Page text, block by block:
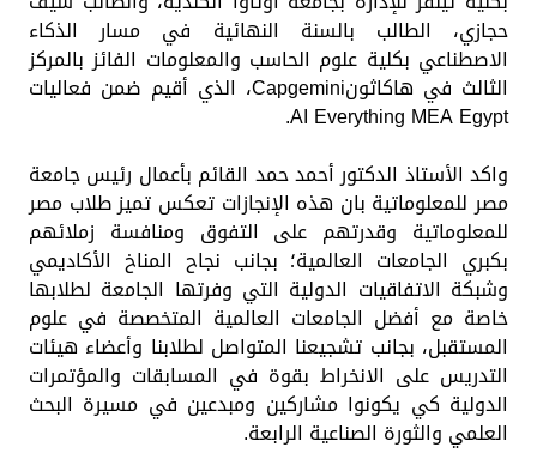
حجازي، الطالب بالسنة النهائية في مسار الذكاء
الاصطناعي بكلية علوم الحاسب والمعلومات الفائز بالمركز
الثالث في هاكاثونCapgemini، الذي أقيم ضمن فعاليات
AI Everything MEA Egypt.
واكد الأستاذ الدكتور أحمد حمد القائم بأعمال رئيس جامعة
مصر للمعلوماتية بان هذه الإنجازات تعكس تميز طلاب مصر
للمعلوماتية وقدرتهم على التفوق ومنافسة زملائهم
بكبري الجامعات العالمية؛ بجانب نجاح المناخ الأكاديمي
وشبكة الاتفاقيات الدولية التي وفرتها الجامعة لطلابها
خاصة مع أفضل الجامعات العالمية المتخصصة في علوم
المستقبل، بجانب تشجيعنا المتواصل لطلابنا وأعضاء هيئات
التدريس على الانخراط بقوة في المسابقات والمؤتمرات
الدولية كي يكونوا مشاركين ومبدعين في مسيرة البحث
العلمي والثورة الصناعية الرابعة.